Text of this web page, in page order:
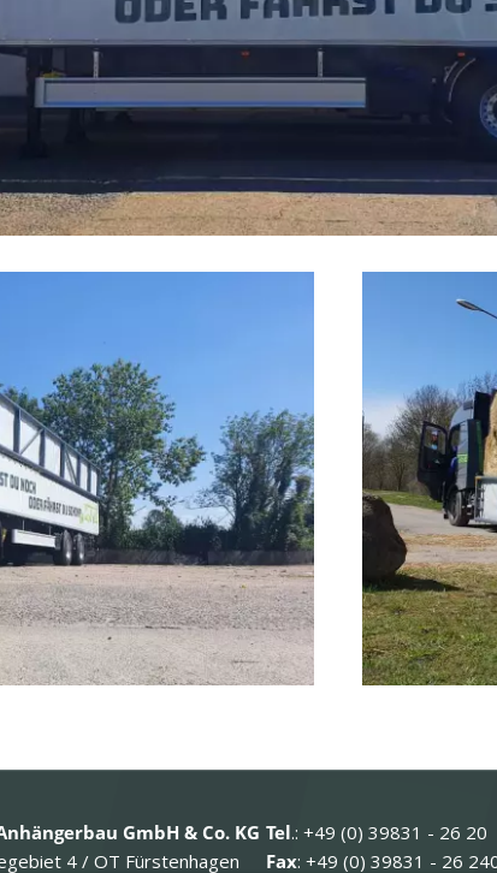
GmbH & Co. KG
4 / OT Fürstenhagen
Tel.: +49 (0) 39831 - 26 20
Fax: +49 (0) 39831 - 26